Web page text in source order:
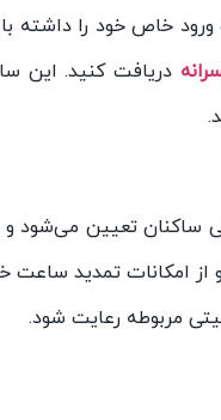
خاص خود را داشته
دریافت کنید. این
ساکنان تعیین می‌شود و
از امکانات تمدید ساعت
مربوطه رعایت شود.